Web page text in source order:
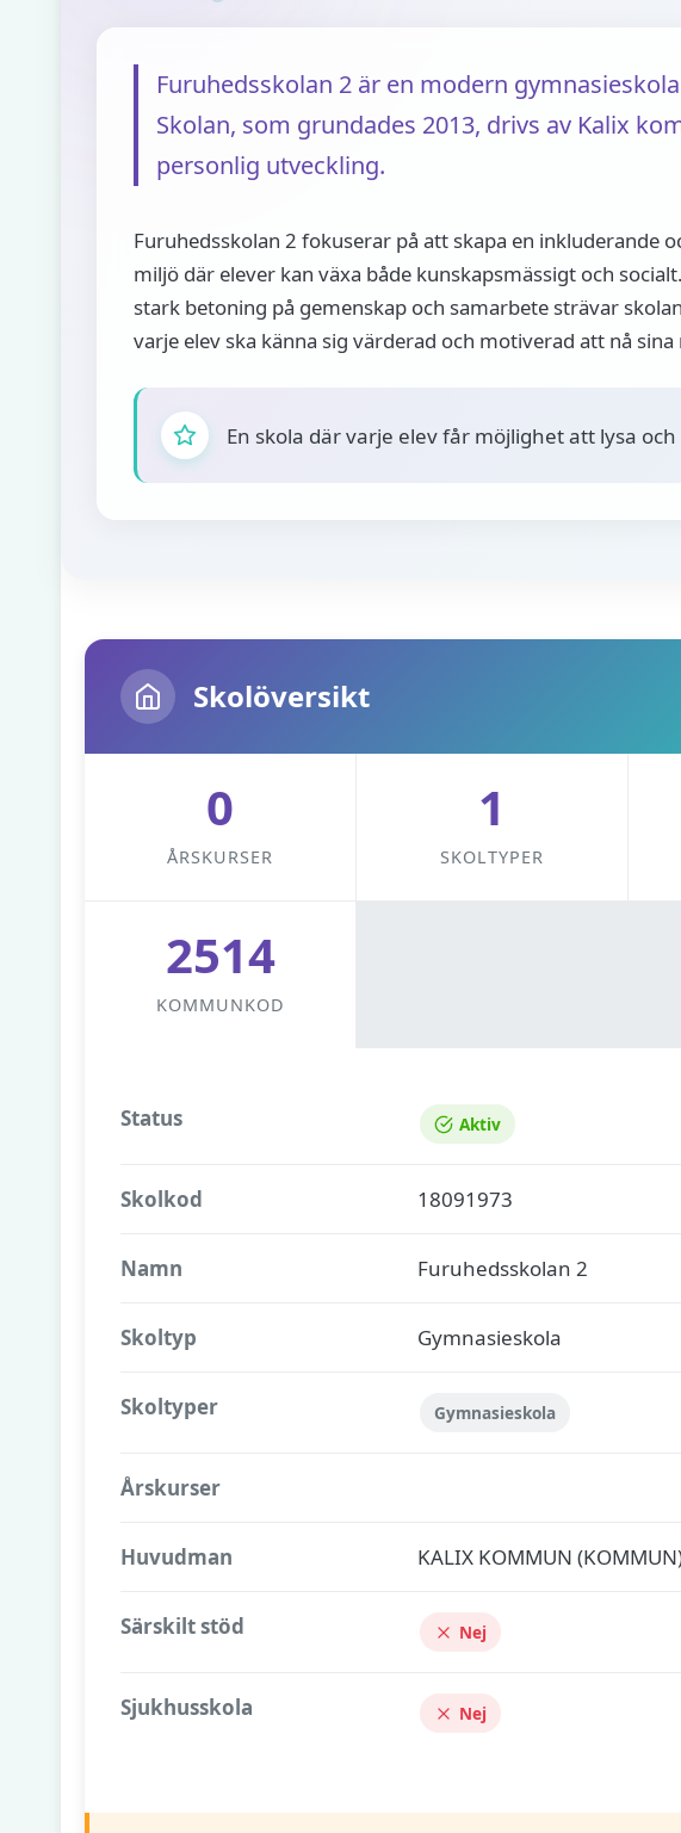
Furuhedsskolan 2 är en modern
Skolan, som grundades 2013, drivs av Kalix
personlig utveckling.
Furuhedsskolan 2 fokuserar på att skapa en inkluderande
miljö där elever kan växa både kunskapsmässigt och
stark betoning på gemenskap och samarbete strävar
varje elev ska känna sig värderad och motiverad att nå sina
En skola där varje elev får möjlighet att lysa
Skolöversikt
0
ÅRSKURSER
1
SKOLTYPER
2514
KOMMUNKOD
Status Aktiv
Skolkod 18091973
Namn Furuhedsskolan 2
Skoltyp Gymnasieskola
Skoltyper Gymnasieskola
Årskurser
Huvudman KALIX KOMMUN
Särskilt stöd Nej
Sjukhusskola Nej